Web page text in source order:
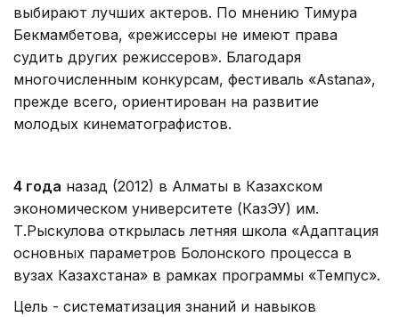
выбирают лучших актеров. По мнению Тимура
Бекмамбетова, «режиссеры не имеют права
судить других режиссеров». Благодаря
многочисленным конкурсам, фестиваль «Astana»,
прежде всего, ориентирован на развитие
молодых кинематографистов.
4 года назад (2012) в Алматы в Казахском
экономическом университете (КазЭУ) им.
Т.Рыскулова открылась летняя школа «Адаптация
основных параметров Болонского процесса в
вузах Казахстана» в рамках программы «Темпус».
Цель - систематизация знаний и навыков